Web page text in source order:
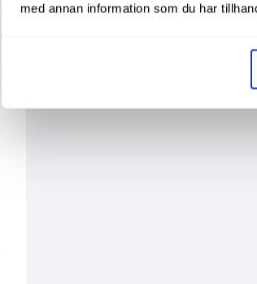
med annan information som du har